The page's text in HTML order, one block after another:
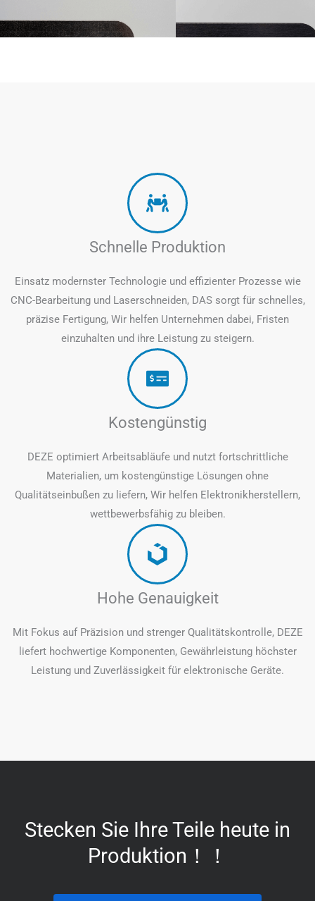
Schnelle Produktion
Einsatz modernster Technologie und effizienter Prozesse wie
CNC-Bearbeitung und Laserschneiden, DAS sorgt für schnelles,
präzise Fertigung, Wir helfen Unternehmen dabei, Fristen
einzuhalten und ihre Leistung zu steigern.
Kostengünstig
DEZE optimiert Arbeitsabläufe und nutzt fortschrittliche
Materialien, um kostengünstige Lösungen ohne
Qualitätseinbußen zu liefern, Wir helfen Elektronikherstellern,
wettbewerbsfähig zu bleiben.
Hohe Genauigkeit
Mit Fokus auf Präzision und strenger Qualitätskontrolle, DEZE
liefert hochwertige Komponenten, Gewährleistung höchster
Leistung und Zuverlässigkeit für elektronische Geräte.
Stecken Sie Ihre Teile heute in
Produktion！！